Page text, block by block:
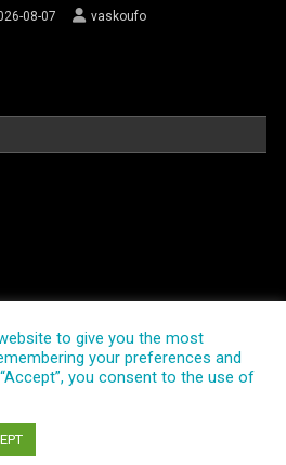
08-07 vaskoufo
News Portal by
to give you the most
your preferences and
you consent to the use of